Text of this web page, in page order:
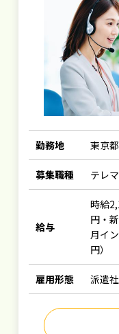
勤務地 東京
募集職種 テレ
給与
時給
円・
月イ
円）
雇用形態 派遣